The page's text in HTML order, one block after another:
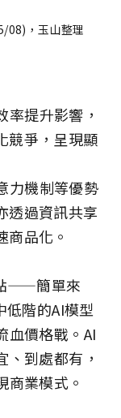
，玉山整理
率提升影響，
競爭，呈現顯
力機制等優勢
透過資訊共享
商品化。
——簡單來
低階的AI模型
血價格戰。AI
、到處都有，
商業模式。